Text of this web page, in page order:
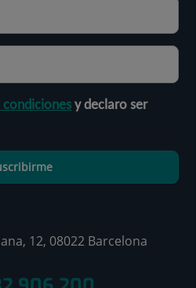
y declaro ser
12, 08022 Barcelona